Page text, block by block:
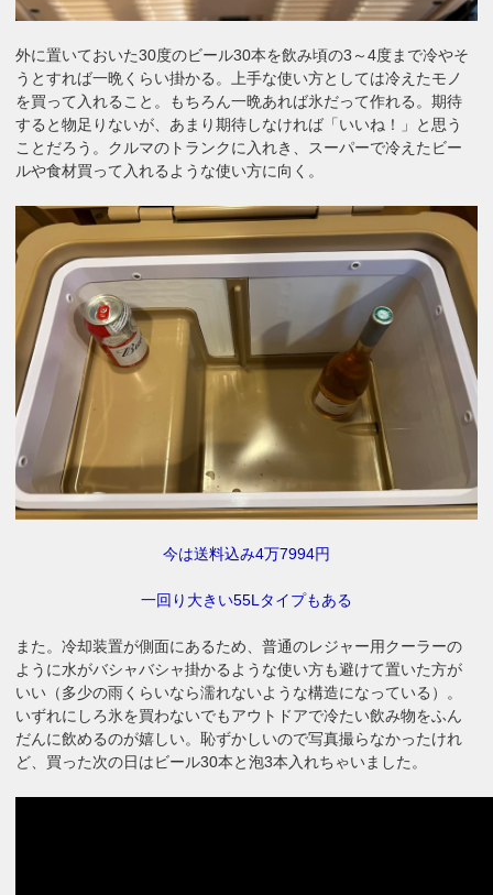
外に置いておいた30度のビール30本を飲み頃の3～4度まで冷やそ
うとすれば一晩くらい掛かる。上手な使い方としては冷えたモノ
を買って入れること。もちろん一晩あれば氷だって作れる。期待
すると物足りないが、あまり期待しなければ「いいね！」と思う
ことだろう。クルマのトランクに入れき、スーパーで冷えたビー
ルや食材買って入れるような使い方に向く。
今は送料込み4万7994円
一回り大きい55Lタイプもある
また。冷却装置が側面にあるため、普通のレジャー用クーラーの
ように水がバシャバシャ掛かるような使い方も避けて置いた方が
いい（多少の雨くらいなら濡れないような構造になっている）。
いずれにしろ氷を買わないでもアウトドアで冷たい飲み物をふん
だんに飲めるのが嬉しい。恥ずかしいので写真撮らなかったけれ
ど、買った次の日はビール30本と泡3本入れちゃいました。